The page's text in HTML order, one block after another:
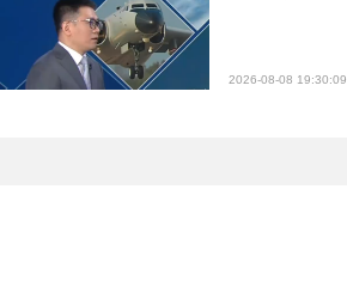
2026-08-08 19:30:09